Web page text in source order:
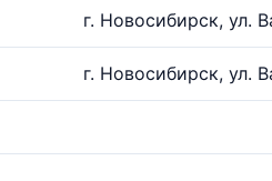
г. Новосибирск, ул.
г. Новосибирск, ул.